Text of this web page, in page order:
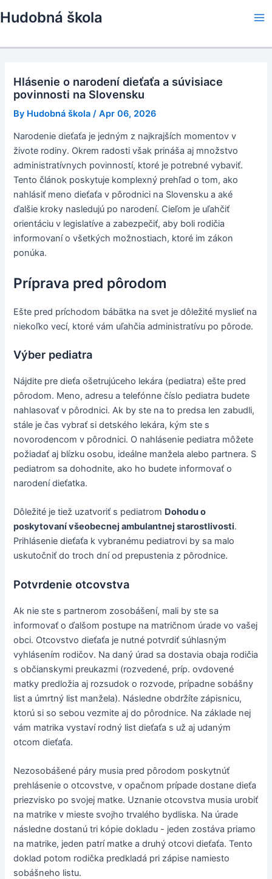
to
Hudobná škola
Hlásenie o narodení dieťaťa a súvisiace
povinnosti na Slovensku
By Hudobná škola /Apr 06, 2026
Narodenie dieťaťa je jedným z najkrajších momentov v
živote rodiny. Okrem radosti však prináša aj množstvo
administratívnych povinností, ktoré je potrebné vybaviť.
Tento článok poskytuje komplexný prehľad o tom, ako
nahlásiť meno dieťaťa v pôrodnici na Slovensku a aké
ďalšie kroky nasledujú po narodení. Cieľom je uľahčiť
orientáciu v legislatíve a zabezpečiť, aby boli rodičia
informovaní o všetkých možnostiach, ktoré im zákon
ponúka.
Príprava pred pôrodom
Ešte pred príchodom bábätka na svet je dôležité myslieť na
niekoľko vecí, ktoré vám uľahčia administratívu po pôrode.
Výber pediatra
Nájdite pre dieťa ošetrujúceho lekára (pediatra) ešte pred
pôrodom. Meno, adresu a telefónne číslo pediatra budete
nahlasovať v pôrodnici. Ak by ste na to predsa len zabudli,
stále je čas vybrať si detského lekára, kým ste s
novorodencom v pôrodnici. O nahlásenie pediatra môžete
požiadať aj blízku osobu, ideálne manžela alebo partnera. S
pediatrom sa dohodnite, ako ho budete informovať o
narodení dieťatka.
Dôležité je tiež uzatvoriť s pediatrom Dohodu o
poskytovaní všeobecnej ambulantnej starostlivosti.
Prihlásenie dieťaťa k vybranému pediatrovi by sa malo
uskutočniť do troch dní od prepustenia z pôrodnice.
Potvrdenie otcovstva
Ak nie ste s partnerom zosobášení, mali by ste sa
informovať o ďalšom postupe na matričnom úrade vo vašej
obci. Otcovstvo dieťaťa je nutné potvrdiť súhlasným
vyhlásením rodičov. Na daný úrad sa dostavia obaja rodičia
s občianskymi preukazmi (rozvedené, príp. ovdovené
matky predložia aj rozsudok o rozvode, prípadne sobášny
list a úmrtný list manžela). Následne obdržíte zápisnicu,
ktorú si so sebou vezmite aj do pôrodnice. Na základe nej
vám matrika vystaví rodný list dieťaťa s už aj udaným
otcom dieťaťa.
Nezosobášené páry musia pred pôrodom poskytnúť
prehlásenie o otcovstve, v opačnom prípade dostane dieťa
priezvisko po svojej matke. Uznanie otcovstva musia urobiť
na matrike v mieste svojho trvalého bydliska. Na úrade
následne dostanú tri kópie dokladu - jeden zostáva priamo
na matrike, jeden patrí matke a druhý otcovi dieťaťa. Tento
doklad potom rodička predkladá pri zápise namiesto
sobášneho listu.